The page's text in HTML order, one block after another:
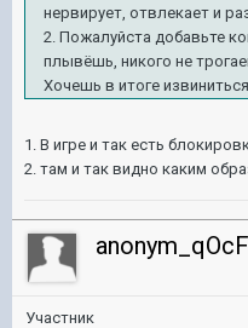
нервирует, отвлекает и
2. Пожалуйста добавьте
плывёшь, никого не
Хочешь в итоге
1. В игре и так есть
2. там и так видно каким
Участник